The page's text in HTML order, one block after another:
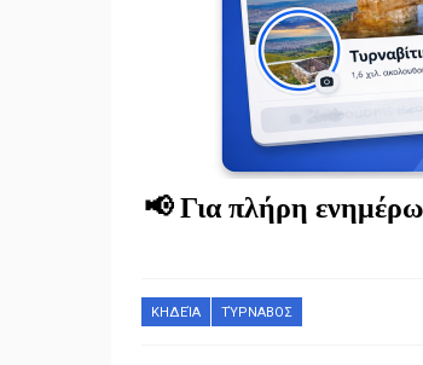
📢 Για πλήρη
ΚΗΔΕΊΑ ΤΎΡΝΑΒΟΣ